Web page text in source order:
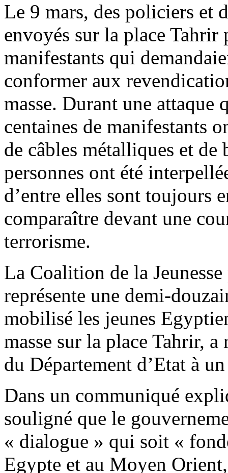
Le 9 mars, des policiers et
envoyés sur la place Tahrir
manifestants qui
conformer aux
masse. Durant une attaque
centaines de manifestants
de câbles métalliques et de
personnes ont été
d’entre elles sont toujours
comparaître devant une
terrorisme.
La Coalition de la
représente une demi-
mobilisé les jeunes
masse sur la place Tahrir,
du Département d’Etat à
Dans un communiqué
souligné que le
« dialogue » qui soit «
Egypte et au Moyen